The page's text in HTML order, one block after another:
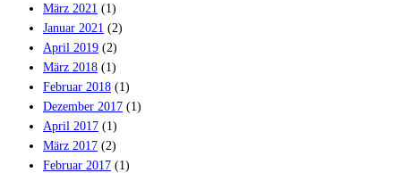
März 2021 (1)
Januar 2021 (2)
April 2019 (2)
März 2018 (1)
Februar 2018 (1)
Dezember 2017 (1)
April 2017 (1)
März 2017 (2)
Februar 2017 (1)